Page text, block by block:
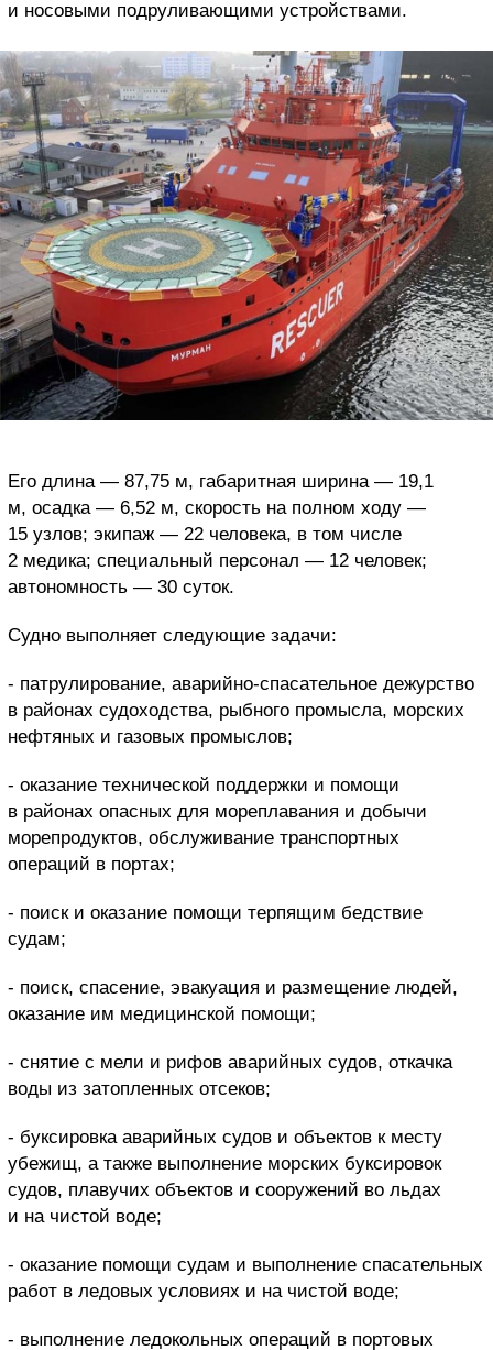
и носовыми подруливающими устройствами.
Его длина — 87,75 м, габаритная ширина — 19,1
м, осадка — 6,52 м, скорость на полном ходу —
15 узлов; экипаж — 22 человека, в том числе
2 медика; специальный персонал — 12 человек;
автономность — 30 суток.
Судно выполняет следующие задачи:
- патрулирование, аварийно-спасательное дежурство
в районах судоходства, рыбного промысла, морских
нефтяных и газовых промыслов;
- оказание технической поддержки и помощи
в районах опасных для мореплавания и добычи
морепродуктов, обслуживание транспортных
операций в портах;
- поиск и оказание помощи терпящим бедствие
судам;
- поиск, спасение, эвакуация и размещение людей,
оказание им медицинской помощи;
- снятие с мели и рифов аварийных судов, откачка
воды из затопленных отсеков;
- буксировка аварийных судов и объектов к месту
убежищ, а также выполнение морских буксировок
судов, плавучих объектов и сооружений во льдах
и на чистой воде;
- оказание помощи судам и выполнение спасательных
работ в ледовых условиях и на чистой воде;
- выполнение ледокольных операций в портовых